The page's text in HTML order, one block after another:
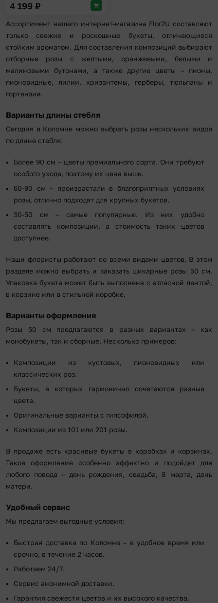
4 199 ₽
Ассортимент нашего интернет-магазина Flor2U составляют
только свежие и роскошные букеты, отличающиеся
стойким ароматом. Для составления композиций выбирают
отборные розы с желтыми, оранжевыми, белыми и
малиновыми бутонами, а также другие цветы – пионы,
пионовидные, лилии, хризантемы, герберы, тюльпаны и
гортензии.
Варианты длины стебля
Сегодня в Коломне можно выбрать розы нескольких видов
по длине стебля:
Более 90 см – цветы премиального сорта. Они требуют
особого ухода, поэтому их цена выше.
60-90 см – произрастали в благоприятных условиях
розы, отлично подходят для крупных букетов.
30-50 см – самые популярные. Из них удобно
составлять композиции, а стоимость таких цветов
доступнее.
Наши флористы работают со всеми видами цветов. В этом
разделе можно выбрать и заказать шикарные розы 50 см.
Упаковка букета может быть выполнена с атласной лентой,
в корзине или в стильной коробке.
Варианты оформления
Розы 50 см предлагаются в разных вариантах – как
монобукеты, так и сборные. Несколько примеров:
Композиции из кустовых, пионовидных или
классических роз.
Букеты, в которых гармонично сочетаются разные
цвета.
Оригинальные варианты с гипсофилой.
Композиции из 101 или 201 розы.
В продаже есть красивые букеты в коробках и корзинах.
Такое оформление особенно эффектно и подойдет для
любого повода – день рождения, свадьба, 8 марта, день
матери.
Удобный сервис
Мы предлагаем выгодные условия:
Быстрая доставка по Коломне – в удобное время или
срочно, в течение 2 часов.
Работаем 24/7.
Сервис анонимной доставки.
Гарантия свежести цветов и их высокого качества.